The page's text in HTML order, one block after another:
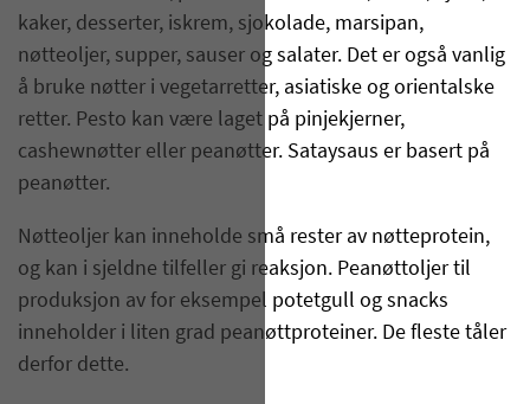
kaker, desserter, iskrem, sjokolade, marsipan,
nøtteoljer, supper, sauser og salater. Det er også vanlig
å bruke nøtter i vegetarretter, asiatiske og orientalske
retter. Pesto kan være laget på pinjekjerner,
cashewnøtter eller peanøtter. Sataysaus er basert på
peanøtter.
Nøtteoljer kan inneholde små rester av nøtteprotein,
og kan i sjeldne tilfeller gi reaksjon. Peanøttoljer til
produksjon av for eksempel potetgull og snacks
inneholder i liten grad peanøttproteiner. De fleste tåler
derfor dette.